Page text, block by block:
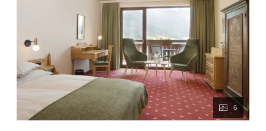
6